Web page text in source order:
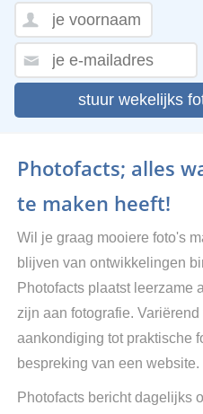
stuur wekelijks
Photofacts; alles
te maken heeft!
Wil je graag mooiere foto's
blijven van ontwikkelingen
Photofacts plaatst leerzame
zijn aan fotografie.
aankondiging tot praktische
bespreking van een website.
Photofacts bericht dagelijks